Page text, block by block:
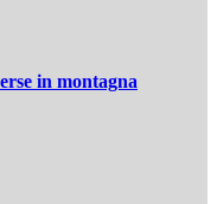
in montagna